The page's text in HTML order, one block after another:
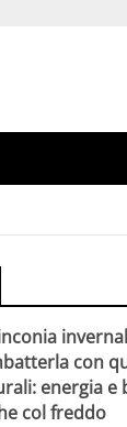
con
energia e
col freddo